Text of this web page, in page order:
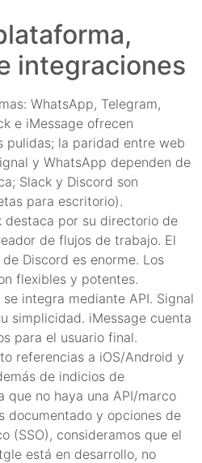
integraciones
WhatsApp, Telegram,
e iMessage ofrecen
pulidas; la paridad entre web
y WhatsApp dependen de
Slack y Discord son
para escritorio).
destaca por su directorio de
de flujos de trabajo. El
Discord es enorme. Los
flexibles y potentes.
integra mediante API. Signal
simplicidad. iMessage cuenta
para el usuario final.
referencias a iOS/Android y
de indicios de
que no haya una API/marco
documentado y opciones de
(SSO), consideramos que el
está en desarrollo, no